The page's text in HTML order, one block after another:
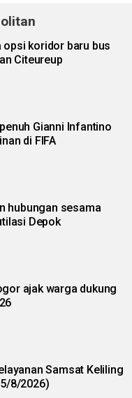
opsi koridor baru bus
Citeureup
Gianni Infantino
di FIFA
hubungan sesama
Depok
ajak warga dukung
Samsat Keliling
8/2026)